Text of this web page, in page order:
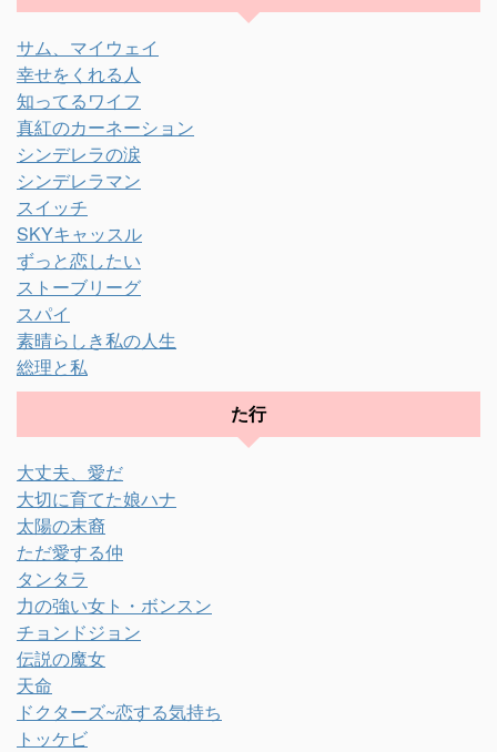
サム、マイウェイ
幸せをくれる人
知ってるワイフ
真紅のカーネーション
シンデレラの涙
シンデレラマン
スイッチ
SKYキャッスル
ずっと恋したい
ストーブリーグ
スパイ
素晴らしき私の人生
総理と私
た行
大丈夫、愛だ
大切に育てた娘ハナ
太陽の末裔
ただ愛する仲
タンタラ
力の強い女ト・ボンスン
チョンドジョン
伝説の魔女
天命
ドクターズ~恋する気持ち
トッケビ